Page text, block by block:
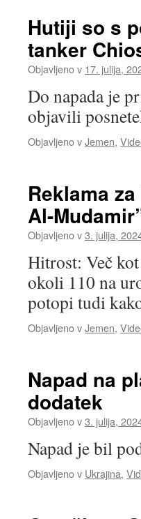
Hutiji so s
tanker
Objavljeno v 17. julija,
Do napada je
objavili
Objavljeno vJemen,
Reklama
Al-
Objavljeno v3. julija,
Hitrost: Več
okoli 110 na
potopi tudi
Objavljeno vJemen,
Napad na
dodatek
Objavljeno v3. julija,
Napad je bil
Objavljeno v Ukrajina,